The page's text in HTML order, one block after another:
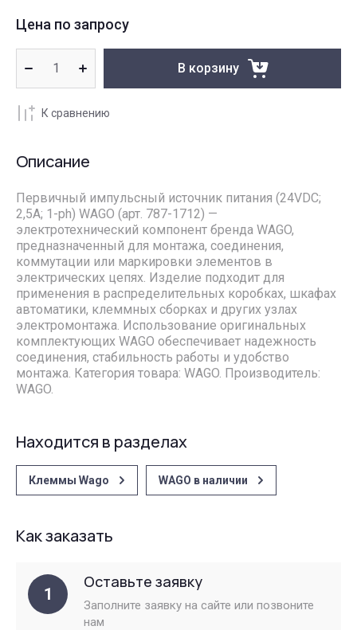
Цена по запросу
В корзину
К сравнению
Описание
Первичный импульсный источник питания (24VDC;
2,5A; 1-ph) WAGO (арт. 787-1712) —
электротехнический компонент бренда WAGO,
предназначенный для монтажа, соединения,
коммутации или маркировки элементов в
электрических цепях. Изделие подходит для
применения в распределительных коробках, шкафах
автоматики, клеммных сборках и других узлах
электромонтажа. Использование оригинальных
комплектующих WAGO обеспечивает надежность
соединения, стабильность работы и удобство
монтажа. Категория товара: WAGO. Производитель:
WAGO.
Находится в разделах
Клеммы Wago WAGO в наличии
Как заказать
1
Оставьте заявку
Заполните заявку на сайте или позвоните
нам